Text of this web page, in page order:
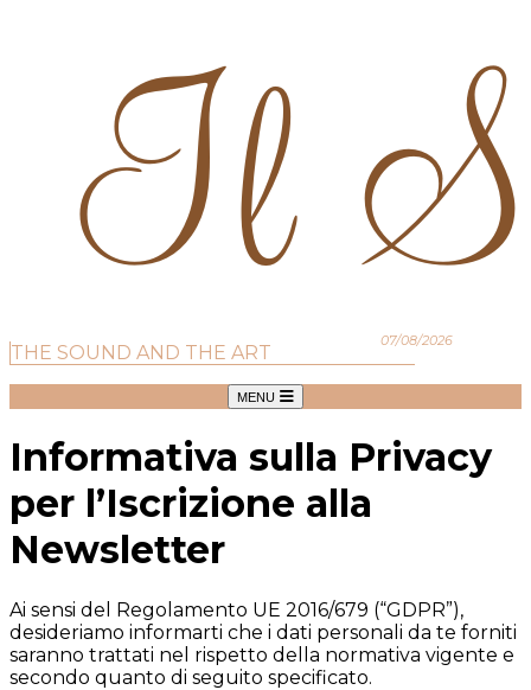
07/08/2026
THE SOUND AND THE ART
MENU
Informativa sulla Privacy
per l’Iscrizione alla
Newsletter
Ai sensi del Regolamento UE 2016/679 (“GDPR”),
desideriamo informarti che i dati personali da te forniti
saranno trattati nel rispetto della normativa vigente e
secondo quanto di seguito specificato.